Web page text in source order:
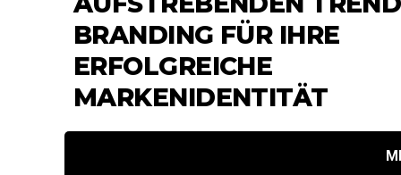
BRANDING FÜR IHRE
ERFOLGREICHE
MARKENIDENTITÄT